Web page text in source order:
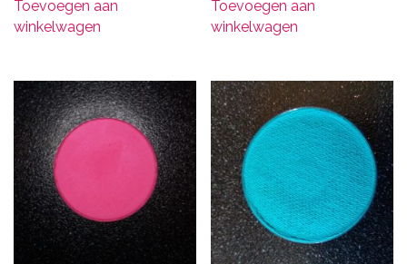
Toevoegen aan
winkelwagen
Toevoegen aan
winkelwagen